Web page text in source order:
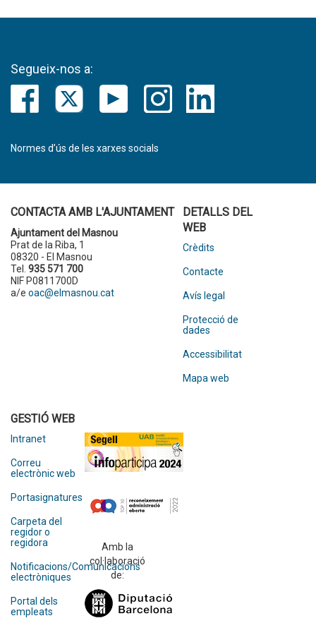
Segueix-nos a:
Normes d’ús de les xarxes socials
CONTACTA AMB L'AJUNTAMENT
Ajuntament del Masnou
Prat de la Riba, 1
08320 - El Masnou
Tel. 935 571 700
NIF P0811700D
a/e oac@elmasnou.cat
DETALLS DEL
WEB
Crèdits
Contacte
Avís legal
Protecció de
dades
Accessibilitat
Mapa web
GESTIÓ WEB
Intranet
Correu
electrònic web
Portasignatures
Carpeta del
regidor o
regidora
Notificacions/Comunicacions
electròniques
Portal dels
empleats
Amb la
col·laboració
de: